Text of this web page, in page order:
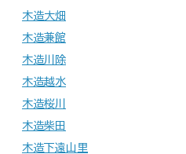
木造大畑
木造兼館
木造川除
木造越水
木造桜川
木造柴田
木造下遠山里